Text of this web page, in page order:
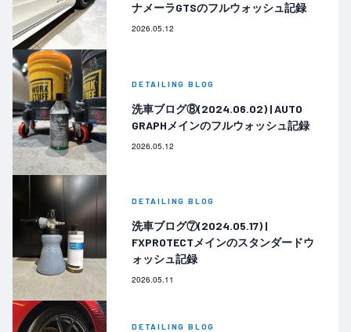
ナメーラGTSのフルウォッシュ記録
2026.05.12
DETAILING BLOG
洗車ブログ⑧(2024.06.02) | AUTO
GRAPHメインのフルウォッシュ記録
2026.05.12
DETAILING BLOG
洗車ブログ⑦(2024.05.17) |
FXPROTECTメインのスタンダードウ
ォッシュ記録
2026.05.11
DETAILING BLOG